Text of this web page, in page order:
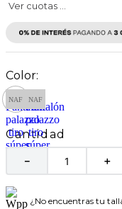
Ver cuotas ...
Cantidad
＋
－
¿No encuentras tu